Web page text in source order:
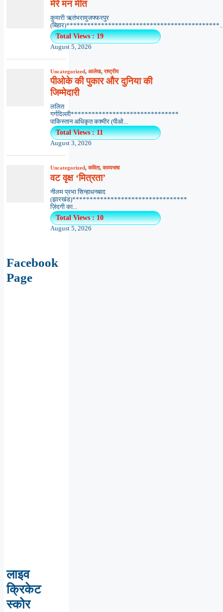
मेरे मन मीत
कुमारी ऋतंभरामुजफ्फरपुर
Total Views : 19
August 5, 2026
Uncategorized, आलेख,राष्ट्रीय
पीओके की पुकार और दुनिया की
जिम्मेदारी
ललित
गर्गदिल्ली*******************************
पाकिस्तान अधिकृत कश्मीर (पीओ...
Total Views : 11
August 3, 2026
Uncategorized,कविता,काव्यभाषा
वट वृक्ष ‘मित्रता’
नीलम प्रभा सिन्हाधनबाद
(झारखंड)*********************************
ज़िंदगी का...
Total Views : 10
August 5, 2026
Facebook
Page
लाइव
क्रिकेट
स्कोर